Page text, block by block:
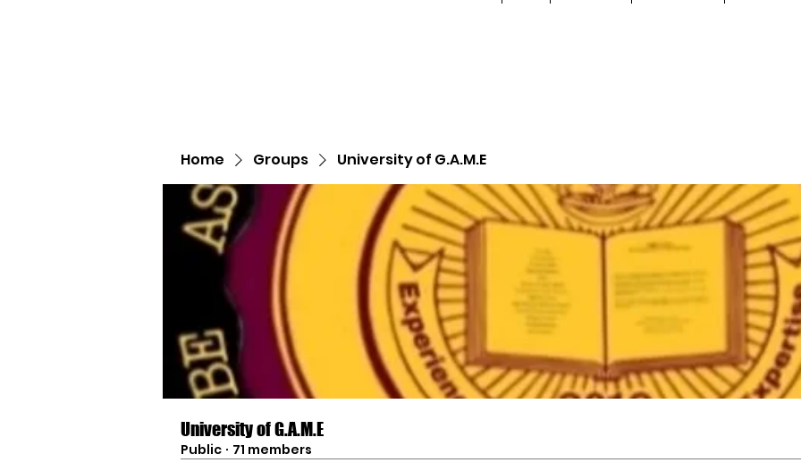
Home Groups University of G.A.M.E
University of G.A.M.E
Public · 71 members